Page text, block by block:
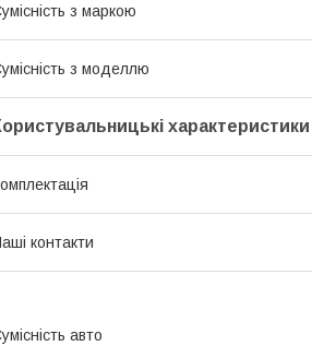
з маркою
з моделлю
характеристики
контакти
авто